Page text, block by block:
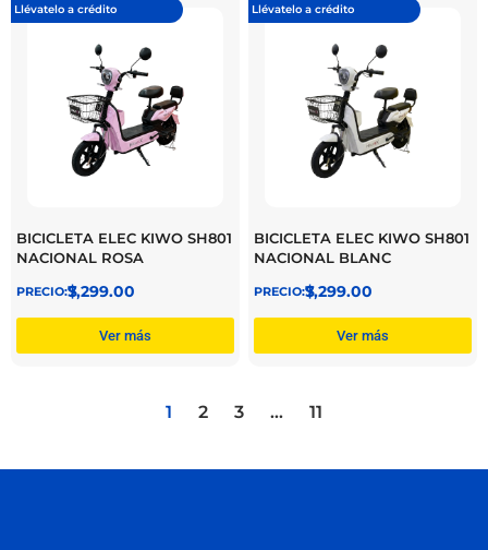
Llévatelo a crédito
BICICLETA ELEC KIWO SH801
NACIONAL ROSA
$
7,299.00
Ver más
Llévatelo a crédito
BICICLETA ELEC KIWO SH801
NACIONAL BLANC
$
7,299.00
Ver más
1 2 3 … 11